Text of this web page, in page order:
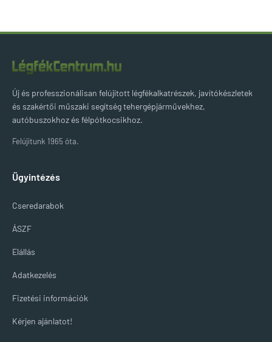
Új és professzionálisan felújított légfékalkatrészek, javítókészletek
és szakértői műszaki segítség tehergépjárművekhez,
autóbuszokhoz és félpótkocsikhoz.
Felújítunk 1965 óta.
Ügyintézés
Cseredarabok
ÁSZF
Elállás
Adatkezelés
Fizetési információk
Kérjen ajánlatot!